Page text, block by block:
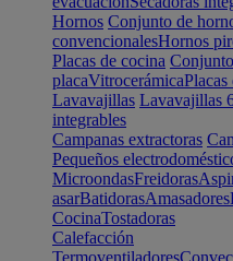
Hornos Conjunto de
convencionalesHornos
Placas de cocina
placaVitrocerámica
Lavavajillas Lavavajillas
integrables
Campanas extractoras
Pequeños
MicroondasFreidoras
asarBatidorasAmasadores
CocinaTostadoras
Calefacción
Termoventiladores